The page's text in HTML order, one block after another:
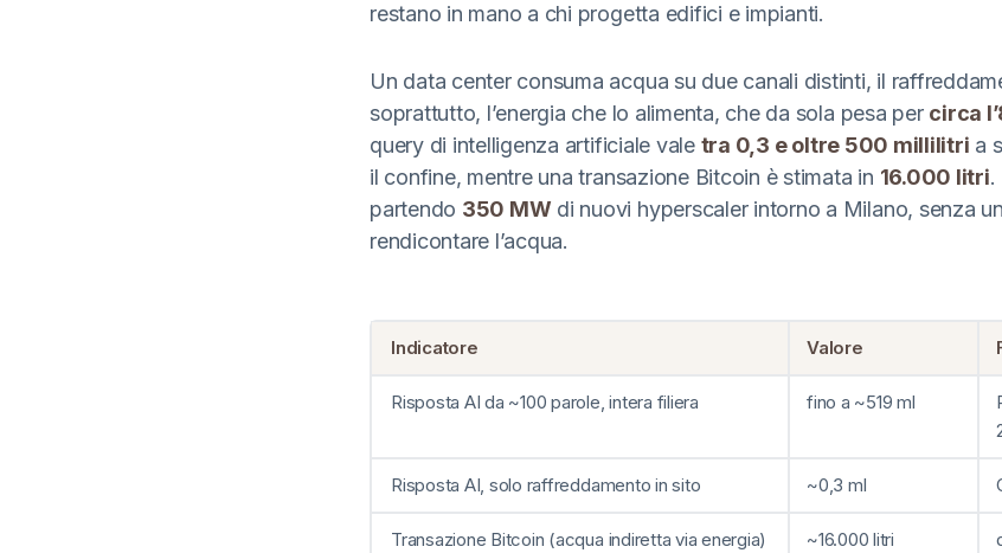
restano in mano a chi progetta edifici e impianti.
Un data center consuma acqua su due canali distinti, il
soprattutto, l’energia che lo alimenta, che da sola pesa per circa
query di intelligenza artificiale vale tra 0,3 e oltre 500 millilitri a
il confine, mentre una transazione Bitcoin è stimata in 16.000 litri.
partendo 350 MW di nuovi hyperscaler intorno a Milano, senza
rendicontare l’acqua.
Indicatore Valore
Risposta AI da ~100 parole, intera filiera fino a ~519 ml
Risposta AI, solo raffreddamento in sito ~0,3 ml
Transazione Bitcoin (acqua indiretta via energia) ~16.000 litri